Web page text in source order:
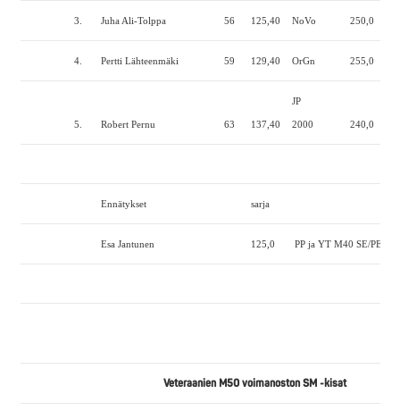
3. Juha Ali-Tolppa 56 125,40 NoVo 250,0
4. Pertti Lähteenmäki 59 129,40 OrGn 255,0
5. Robert Pernu 63 137,40
JP
2000 240,0
Ennätykset sarja
Esa Jantunen 125,0 PP ja YT M40 SE/PE
Veteraanien M50 voimanoston SM -kisat